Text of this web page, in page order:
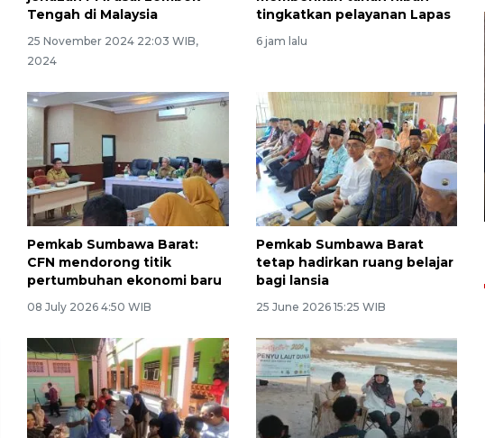
Tengah di Malaysia
25 November 2024 22:03 WIB,
2024
tingkatkan pelayanan Lapas
6 jam lalu
Pemkab Sumbawa Barat:
CFN mendorong titik
pertumbuhan ekonomi baru
08 July 2026 4:50 WIB
Pemkab Sumbawa Barat
tetap hadirkan ruang belajar
bagi lansia
25 June 2026 15:25 WIB
Sidang putusan terdakwa
pembunuhan Brigadir Nurhadi
10 March 2026 12:55 WIB